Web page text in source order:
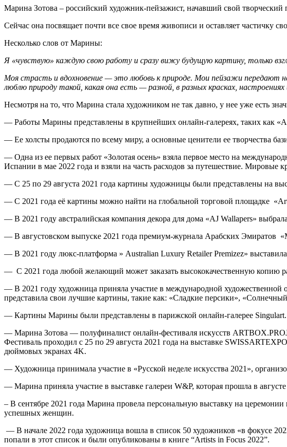
Марина Зотова – российский художник-пейзажист, начавший свой творческий
Сейчас она посвящает почти все свое время живописи и оставляет частичку
Несколько слов от Марины:
Я «чувствую» каждую свою работу и сразу вижу будущую картину, только
Моя страсть и вдохновение — это любовь к природе. Мои пейзажи передают
люблю природу такой, какая она есть — разной, в разных красках,
Несмотря на то, что Марина стала художником не так давно, у нее уже есть
— Работы Марины представлены в крупнейших онлайн-галереях, таких как
— Ее холсты продаются по всему миру, а основные ценители ее творчества
— Одна из ее первых работ «Золотая осень» взяла первое место на
Испании в мае 2022 года и взяли на часть расходов за путешествие.
— С 25 по 29 августа 2021 года картины художницы были представлены на
— С 2021 года её картины можно найти на глобальной торговой площадке
— В 2021 году австралийская компания декора для дома «AJ Wallapers»
— В августовском выпуске 2021 года премиум-журнала Арабских Эмиратов
— В 2021 году люкс-платформа » Australian Luxury Retailer Premizez»
— С 2021 года любой желающий может заказать высококачественную копию
— В 2021 году художница приняла участие в международной
представила свои лучшие картины, такие как: «Сладкие персики»,
— Картины Марины были представлены в парижской онлайн-галерее
— Марина Зотова — полуфиналист онлайн-фестиваля искусств
Фестиваль проходил с 25 по 29 августа 2021 года на выставке
дюймовых экранах 4K.
— Художница принимала участие в «Русской неделе искусства 2021»,
— Марина приняла участие в выставке галереи W&P, которая прошла в
– В сентябре 2021 года Марина провела персональную выставку на
успешных женщин.
— В начале 2022 года художница вошла в список 50 художников «в фокусе
попали в этот cписок и были опубликованы в книге “Artists in Focus 2022”.